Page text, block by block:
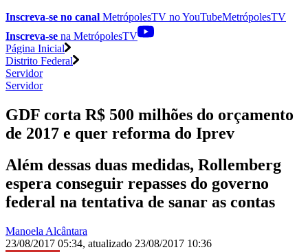
Inscreva-se no canal MetrópolesTV noYouTubeMetrópolesTV
Inscreva-se na MetrópolesTV
Página Inicial
Distrito Federal
Servidor
Servidor
GDF corta R$ 500 milhões do orçamento
de 2017 e quer reforma do Iprev
Além dessas duas medidas, Rollemberg
espera conseguir repasses do governo
federal na tentativa de sanar as contas
Manoela Alcântara
23/08/2017 05:34, atualizado 23/08/2017 10:36